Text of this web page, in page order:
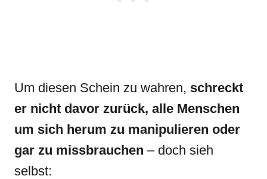
Um diesen Schein zu wahren, schreckt
er nicht davor zurück, alle Menschen
um sich herum zu manipulieren oder
gar zu missbrauchen – doch sieh
selbst: